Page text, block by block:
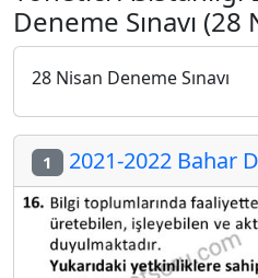
Deneme Sınavı (28
28 Nisan Deneme Sınavı
1 2021-2022 Bahar